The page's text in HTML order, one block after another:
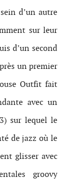
d’un autre
sur leur
d’un second
un premier
Outfit fait
avec un
sur lequel le
de jazz où le
glisser avec
groovy